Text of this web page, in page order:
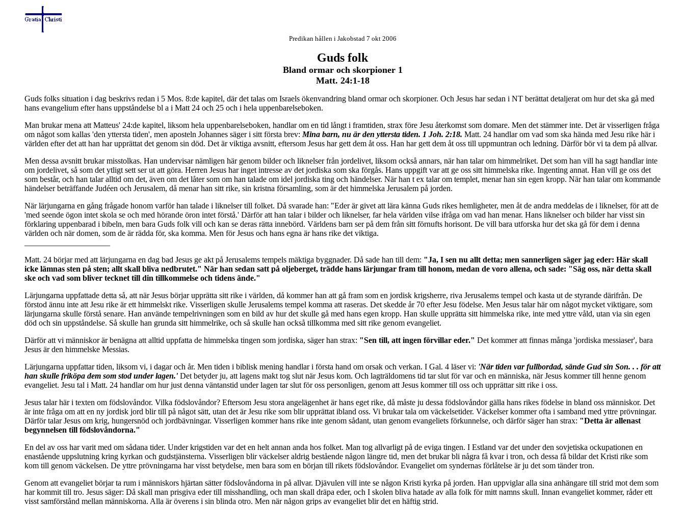
Predikan hållen i Jakobstad 7 okt 2006
Guds folk
Bland ormar och skorpioner 1
Matt. 24:1-18
Guds folks situation i dag beskrivs redan i 5 Mos. 8:de kapitel, där det talas om Israels ökenvandring bland ormar och skorpioner. Och Jesus har sedan i NT berättat detaljerat om hur det ska gå med
hans evangelium efter hans uppståndelse bl a i Matt 24 och 25 och i hela uppenbarelseboken.
Man brukar mena att Matteus' 24:de kapitel, liksom hela uppenbarelseboken, handlar om en tid långt i framtiden, strax före Jesu återkomst som domare. Men det stämmer inte. Det är visserligen fråga
om något som kallas 'den yttersta tiden', men aposteln Johannes säger i sitt första brev: Mina barn, nu är den yttersta tiden. 1 Joh. 2:18. Matt. 24 handlar om vad som ska hända med Jesu rike här i
världen efter det att han har upprättat det genom sin död. Det är viktiga avsnitt, eftersom Jesus har gett dem åt oss. Han har gett dem åt oss till uppmuntran och ledning. Därför bör vi ta dem på allvar.
Men dessa avsnitt brukar misstolkas. Han undervisar nämligen här genom bilder och liknelser från jordelivet, liksom också annars, när han talar om himmelriket. Det som han vill ha sagt handlar inte
om jordelivet, så som det ytligt sett ser ut att göra. Herren Jesus har inget intresse av det jordiska som ska förgås. Hans uppgift var att ge oss sitt himmelska rike. Ingenting annat. Han vill ge oss det
som består, och han talar alltid om det, även om det låter som om han talade om idel jordiska ting och händelser. När han t ex talar om templet, menar han sin egen kropp. När han talar om kommande
händelser beträffande Judéen och Jerusalem, då menar han sitt rike, sin kristna församling, som är det himmelska Jerusalem på jorden.
När lärjungarna en gång frågade honom varför han talade i liknelser till folket. Då svarade han: "Eder är givet att lära känna Guds rikes hemligheter, men åt de andra meddelas de i liknelser, för att de
'med seende ögon intet skola se och med hörande öron intet förstå.' Därför att han talar i bilder och liknelser, far hela världen vilse ifråga om vad han menar. Hans liknelser och bilder har visst sin
förklaring uppenbarad i bibeln, men bara Guds folk vill och kan se deras rätta innebörd. Världens barn ser på dem från sitt förnufts horisont. De vill bara utforska hur det ska gå för dem i denna
världen och när domen, som de är rädda för, ska komma. Men för Jesus och hans egna är hans rike det viktiga.
Matt. 24 börjar med att lärjungarna en dag bad Jesus ge akt på Jerusalems tempels mäktiga byggnader. Då sade han till dem: "Ja, I sen nu allt detta; men sannerligen säger jag eder: Här skall
icke lämnas sten på sten; allt skall bliva nedbrutet." När han sedan satt på oljeberget, trädde hans lärjungar fram till honom, medan de voro allena, och sade: "Säg oss, när detta skall
ske och vad som bliver tecknet till din tillkommelse och tidens ände."
Lärjungarna uppfattade detta så, att när Jesus börjar upprätta sitt rike i världen, då kommer han att gå fram som en jordisk krigsherre, riva Jerusalems tempel och kasta ut de styrande därifrån. De
förstod ännu inte att Jesu rike är ett himmelskt rike. Visserligen skulle Jerusalems tempel komma att raseras. Det skedde år 70 efter Jesu födelse. Men Jesus talar här om något mycket viktigare, som
lärjungarna skulle förstå senare. Han använde tempelrivningen som en bild av hur det skulle gå med hans egen kropp. Han skulle upprätta sitt himmelska rike, inte med yttre våld, utan via sin egen
död och sin uppståndelse. Så skulle han grunda sitt himmelrike, och så skulle han också tillkomma med sitt rike genom evangeliet.
Därför att vi människor är benägna att alltid uppfatta de himmelska tingen som jordiska, säger han strax: "Sen till, att ingen förvillar eder." Det kommer att finnas många 'jordiska messiaser', bara
Jesus är den himmelske Messias.
Lärjungarna uppfattar tiden, liksom vi, i dagar och år. Men tiden i biblisk mening handlar i första hand om orsak och verkan. I Gal. 4 läser vi: 'När tiden var fullbordad, sände Gud sin Son. . . för att
han skulle friköpa dem som stod under lagen.' Det betyder ju, att lagens makt tog slut när Jesus kom. Och lagträldomens tid tar slut för var och en människa, när Jesus kommer till henne genom
evangeliet. Jesu tal i Matt. 24 handlar om hur just denna väntanstid under lagen tar slut för oss personligen, genom att Jesus kommer till oss och upprättar sitt rike i oss.
Jesus talar här i texten om födslovåndor. Vilka födslovåndor? Eftersom Jesu stora angelägenhet är hans eget rike, då måste ju dessa födslovåndor gälla hans rikes födelse in bland oss människor. Det
är inte fråga om att en ny jordisk jord blir till på något sätt, utan det är Jesu rike som blir upprättat ibland oss. Vi brukar tala om väckelsetider. Väckelser kommer ofta i samband med yttre prövningar.
Därför talar Jesus om krig, hungersnöd och jordbävningar. Visserligen kommer hans rike inte genom sådant, utan genom evangeliets förkunnelse, och därför säger han strax: "Detta är allenast
begynnelsen till födslovåndorna."
En del av oss har varit med om sådana tider. Under krigstiden var det en helt annan anda hos folket. Man tog allvarligt på de eviga tingen. I Estland var det under den sovjetiska ockupationen en
enastående uppslutning kring kyrkan och gudstjänsterna. Visserligen blir väckelser aldrig bestående någon längre tid, men det brukar bli några få kvar i tron, och dessa få bildar det Kristi rike som
kom till genom väckelsen. De yttre prövningarna har visst betydelse, men bara som en början till rikets födslovåndor. Evangeliet om syndernas förlåtelse är ju det som tänder tron.
Genom att evangeliet börjar ta rum i människors hjärtan sätter födslovåndorna in på allvar. Djävulen vill inte se någon Kristi kyrka på jorden. Han uppviglar alla sina anhängare till strid mot dem som
har kommit till tro. Jesus säger: Då skall man prisgiva eder till misshandling, och man skall dräpa eder, och I skolen bliva hatade av alla folk för mitt namns skull. Innan evangeliet kommer, råder ett
visst samförstånd mellan människorna. Alla är överens i sin blinda otro. Men när någon grips av evangeliet blir det en häftig strid.